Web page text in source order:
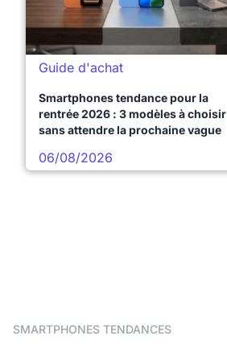
Guide d'achat
Smartphones tendance pour la
rentrée 2026 : 3 modèles à choisir
sans attendre la prochaine vague
06/08/2026
SMARTPHONES TENDANCES